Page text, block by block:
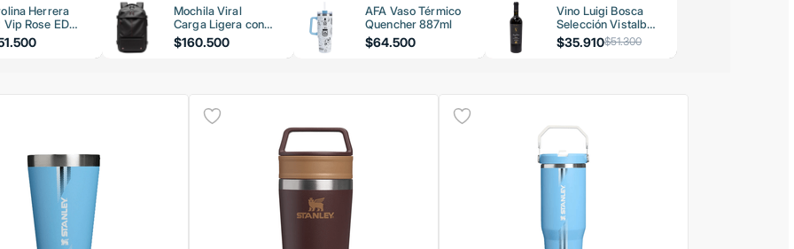
Herrera
Vip Rose EDP
Mochila Viral
Carga Ligera con
Bomba de Vacío
$160.500
AFA Vaso Térmico
Quencher 887ml
$64.500
Vino Luigi Bosca
Selección Vistalba
Malbec 750ml
$35.910$51.300